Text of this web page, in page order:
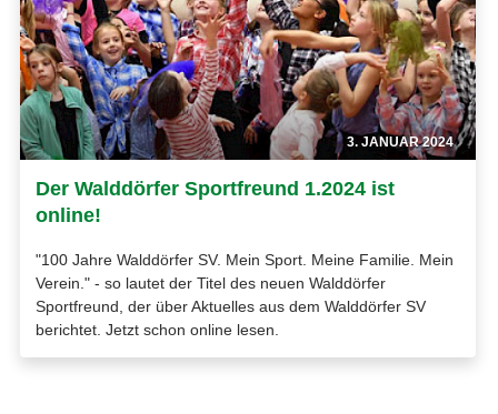
3. JANUAR 2024
Der Walddörfer Sportfreund 1.2024 ist
online!
"100 Jahre Walddörfer SV. Mein Sport. Meine Familie. Mein
Verein." - so lautet der Titel des neuen Walddörfer
Sportfreund, der über Aktuelles aus dem Walddörfer SV
berichtet. Jetzt schon online lesen.